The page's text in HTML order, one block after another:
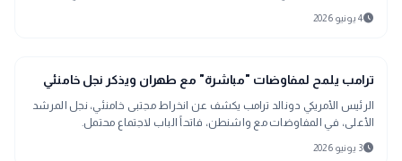
طهران.
schedule4 يونيو 2026
bolt
عاجل
ترامب يلمح لمفاوضات "مباشرة" مع طهران ويذكر نجل خامنئي
الرئيس الأمريكي دونالد ترامب يكشف عن انخراط مجتبى خامنئي، نجل المرشد
الأعلى، في المفاوضات مع واشنطن، فاتحاً الباب لاجتماع محتمل.
schedule3 يونيو 2026